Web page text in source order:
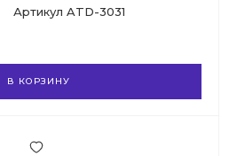
Артикул ATD-3031
В КОРЗИНУ